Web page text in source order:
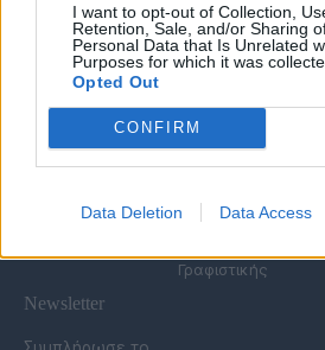
I want to opt-out of Collection,
Retention, Sale, and/or Sharing
Personal Data that Is Unrelated
Purposes for which it was
Opted Out
CONFIRM
Data Deletion Data Access
Απορρήτου
Όροι Χρήσης Eshop
Συχνές Ερωτήσεις
Τρόποι Πληρωμής &
Προσωπικού
Digital Marketing
Wellness Real
Ανακαίνιση Spa
Εξοπλισμός
Γραφιστικής
Newsletter